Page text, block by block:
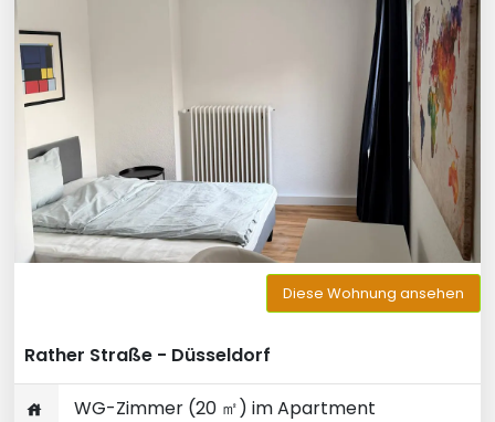
Diese Wohnung ansehen
Rather Straße - Düsseldorf
WG-Zimmer (20 ㎡) im Apartment